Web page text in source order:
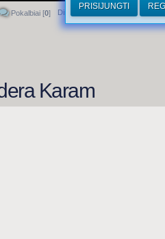
Pokalbiai [0] Dirhamai
PRISIJUNGTI
Karam